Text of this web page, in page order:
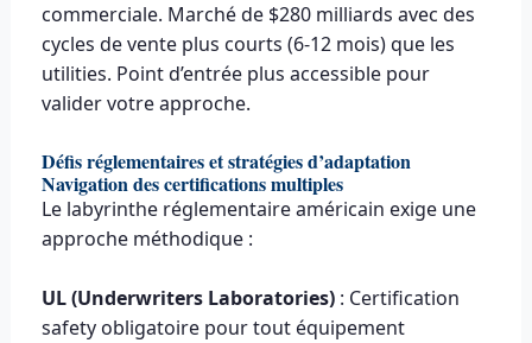
commerciale. Marché de $280 milliards avec des
cycles de vente plus courts (6-12 mois) que les
utilities. Point d’entrée plus accessible pour
valider votre approche.
Défis réglementaires et stratégies d’adaptation
Navigation des certifications multiples
Le labyrinthe réglementaire américain exige une
approche méthodique :
UL (Underwriters Laboratories): Certification
safety obligatoire pour tout équipement